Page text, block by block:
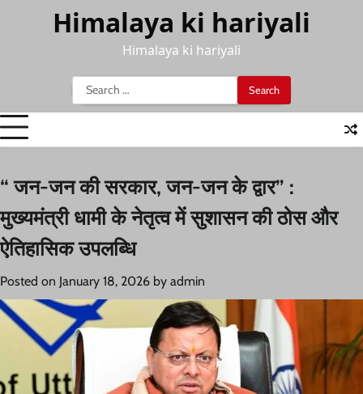
Himalaya ki hariyali
Himalaya ki hariyali
Search
for:
“ जन-जन की सरकार, जन-जन के द्वार” :
मुख्यमंत्री धामी के नेतृत्व में सुशासन की ठोस और
ऐतिहासिक उपलब्धि
Posted on January 18, 2026 by admin